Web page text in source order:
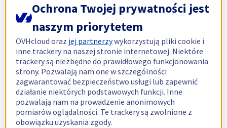
Ochrona Twojej prywatności jest
naszym priorytetem
OVHcloud oraz jej partnerzywykorzystują pliki cookie i
inne trackery na naszej stronie internetowej. Niektóre
trackery są niezbędne do prawidłowego funkcjonowania
strony. Pozwalają nam one w szczególności
zagwarantować bezpieczeństwo usługi lub zapewnić
działanie niektórych podstawowych funkcji. Inne
pozwalają nam na prowadzenie anonimowych
pomiarów oglądalności. Te trackery są zwolnione z
obowiązku uzyskania zgody.